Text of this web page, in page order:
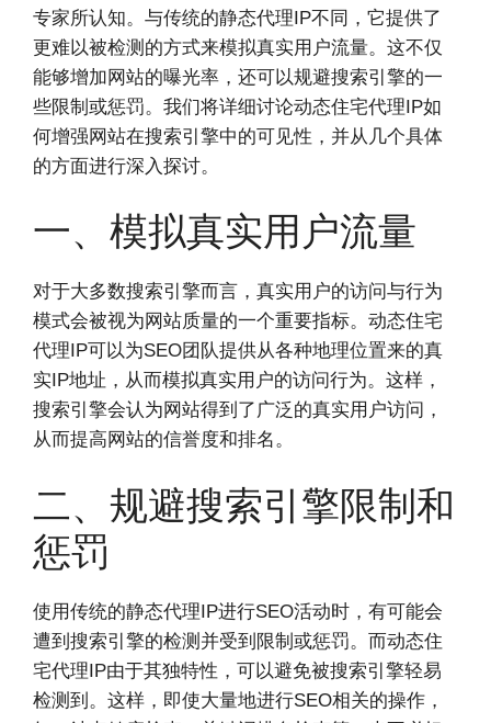
专家所认知。与传统的静态代理IP不同，它提供了
更难以被检测的方式来模拟真实用户流量。这不仅
能够增加网站的曝光率，还可以规避搜索引擎的一
些限制或惩罚。我们将详细讨论动态住宅代理IP如
何增强网站在搜索引擎中的可见性，并从几个具体
的方面进行深入探讨。
一、模拟真实用户流量
对于大多数搜索引擎而言，真实用户的访问与行为
模式会被视为网站质量的一个重要指标。动态住宅
代理IP可以为SEO团队提供从各种地理位置来的真
实IP地址，从而模拟真实用户的访问行为。这样，
搜索引擎会认为网站得到了广泛的真实用户访问，
从而提高网站的信誉度和排名。
二、规避搜索引擎限制和
惩罚
使用传统的静态代理IP进行SEO活动时，有可能会
遭到搜索引擎的检测并受到限制或惩罚。而动态住
宅代理IP由于其独特性，可以避免被搜索引擎轻易
检测到。这样，即使大量地进行SEO相关的操作，